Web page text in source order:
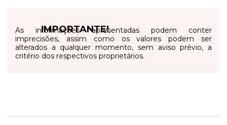
IMPORTANTE!
As informações apresentadas podem conter
imprecisões, assim como os valores podem ser
alterados a qualquer momento, sem aviso prévio, a
critério dos respectivos proprietários.